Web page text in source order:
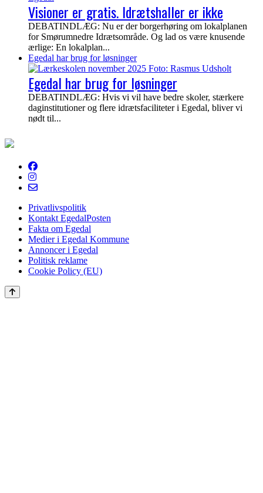
Visioner er gratis. Idrætshaller er ikke
DEBATINDLÆG: Nu er der borgerhøring om lokalplanen
for Smørumnedre Idrætsområde. Og lad os være knusende
ærlige: En lokalplan...
Egedal har brug for løsninger
Egedal har brug for løsninger
DEBATINDLÆG: Hvis vi vil have bedre skoler, stærkere
daginstitutioner og flere idrætsfaciliteter i Egedal, bliver vi
nødt til...
EgedalPosten
Privatlivspolitik
Kontakt EgedalPosten
Fakta om Egedal
Medier i Egedal Kommune
Annoncer i Egedal
Politisk reklame
Cookie Policy (EU)
Scroll
to